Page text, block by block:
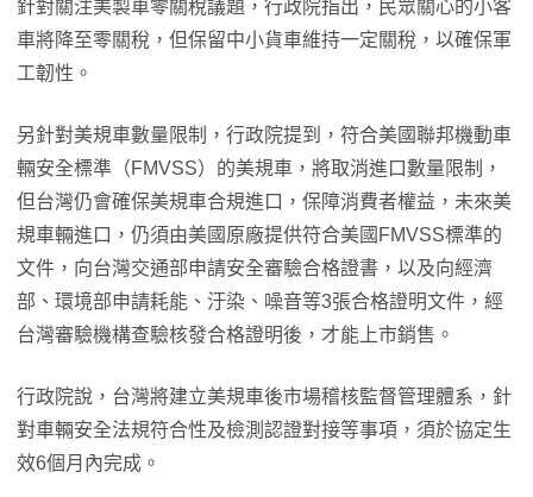
針對關注美製車零關稅議題，行政院指出，民眾關心的小客
車將降至零關稅，但保留中小貨車維持一定關稅，以確保軍
工韌性。
另針對美規車數量限制，行政院提到，符合美國聯邦機動車
輛安全標準（FMVSS）的美規車，將取消進口數量限制，
但台灣仍會確保美規車合規進口，保障消費者權益，未來美
規車輛進口，仍須由美國原廠提供符合美國FMVSS標準的
文件，向台灣交通部申請安全審驗合格證書，以及向經濟
部、環境部申請耗能、汙染、噪音等3張合格證明文件，經
台灣審驗機構查驗核發合格證明後，才能上市銷售。
行政院說，台灣將建立美規車後市場稽核監督管理體系，針
對車輛安全法規符合性及檢測認證對接等事項，須於協定生
效6個月內完成。